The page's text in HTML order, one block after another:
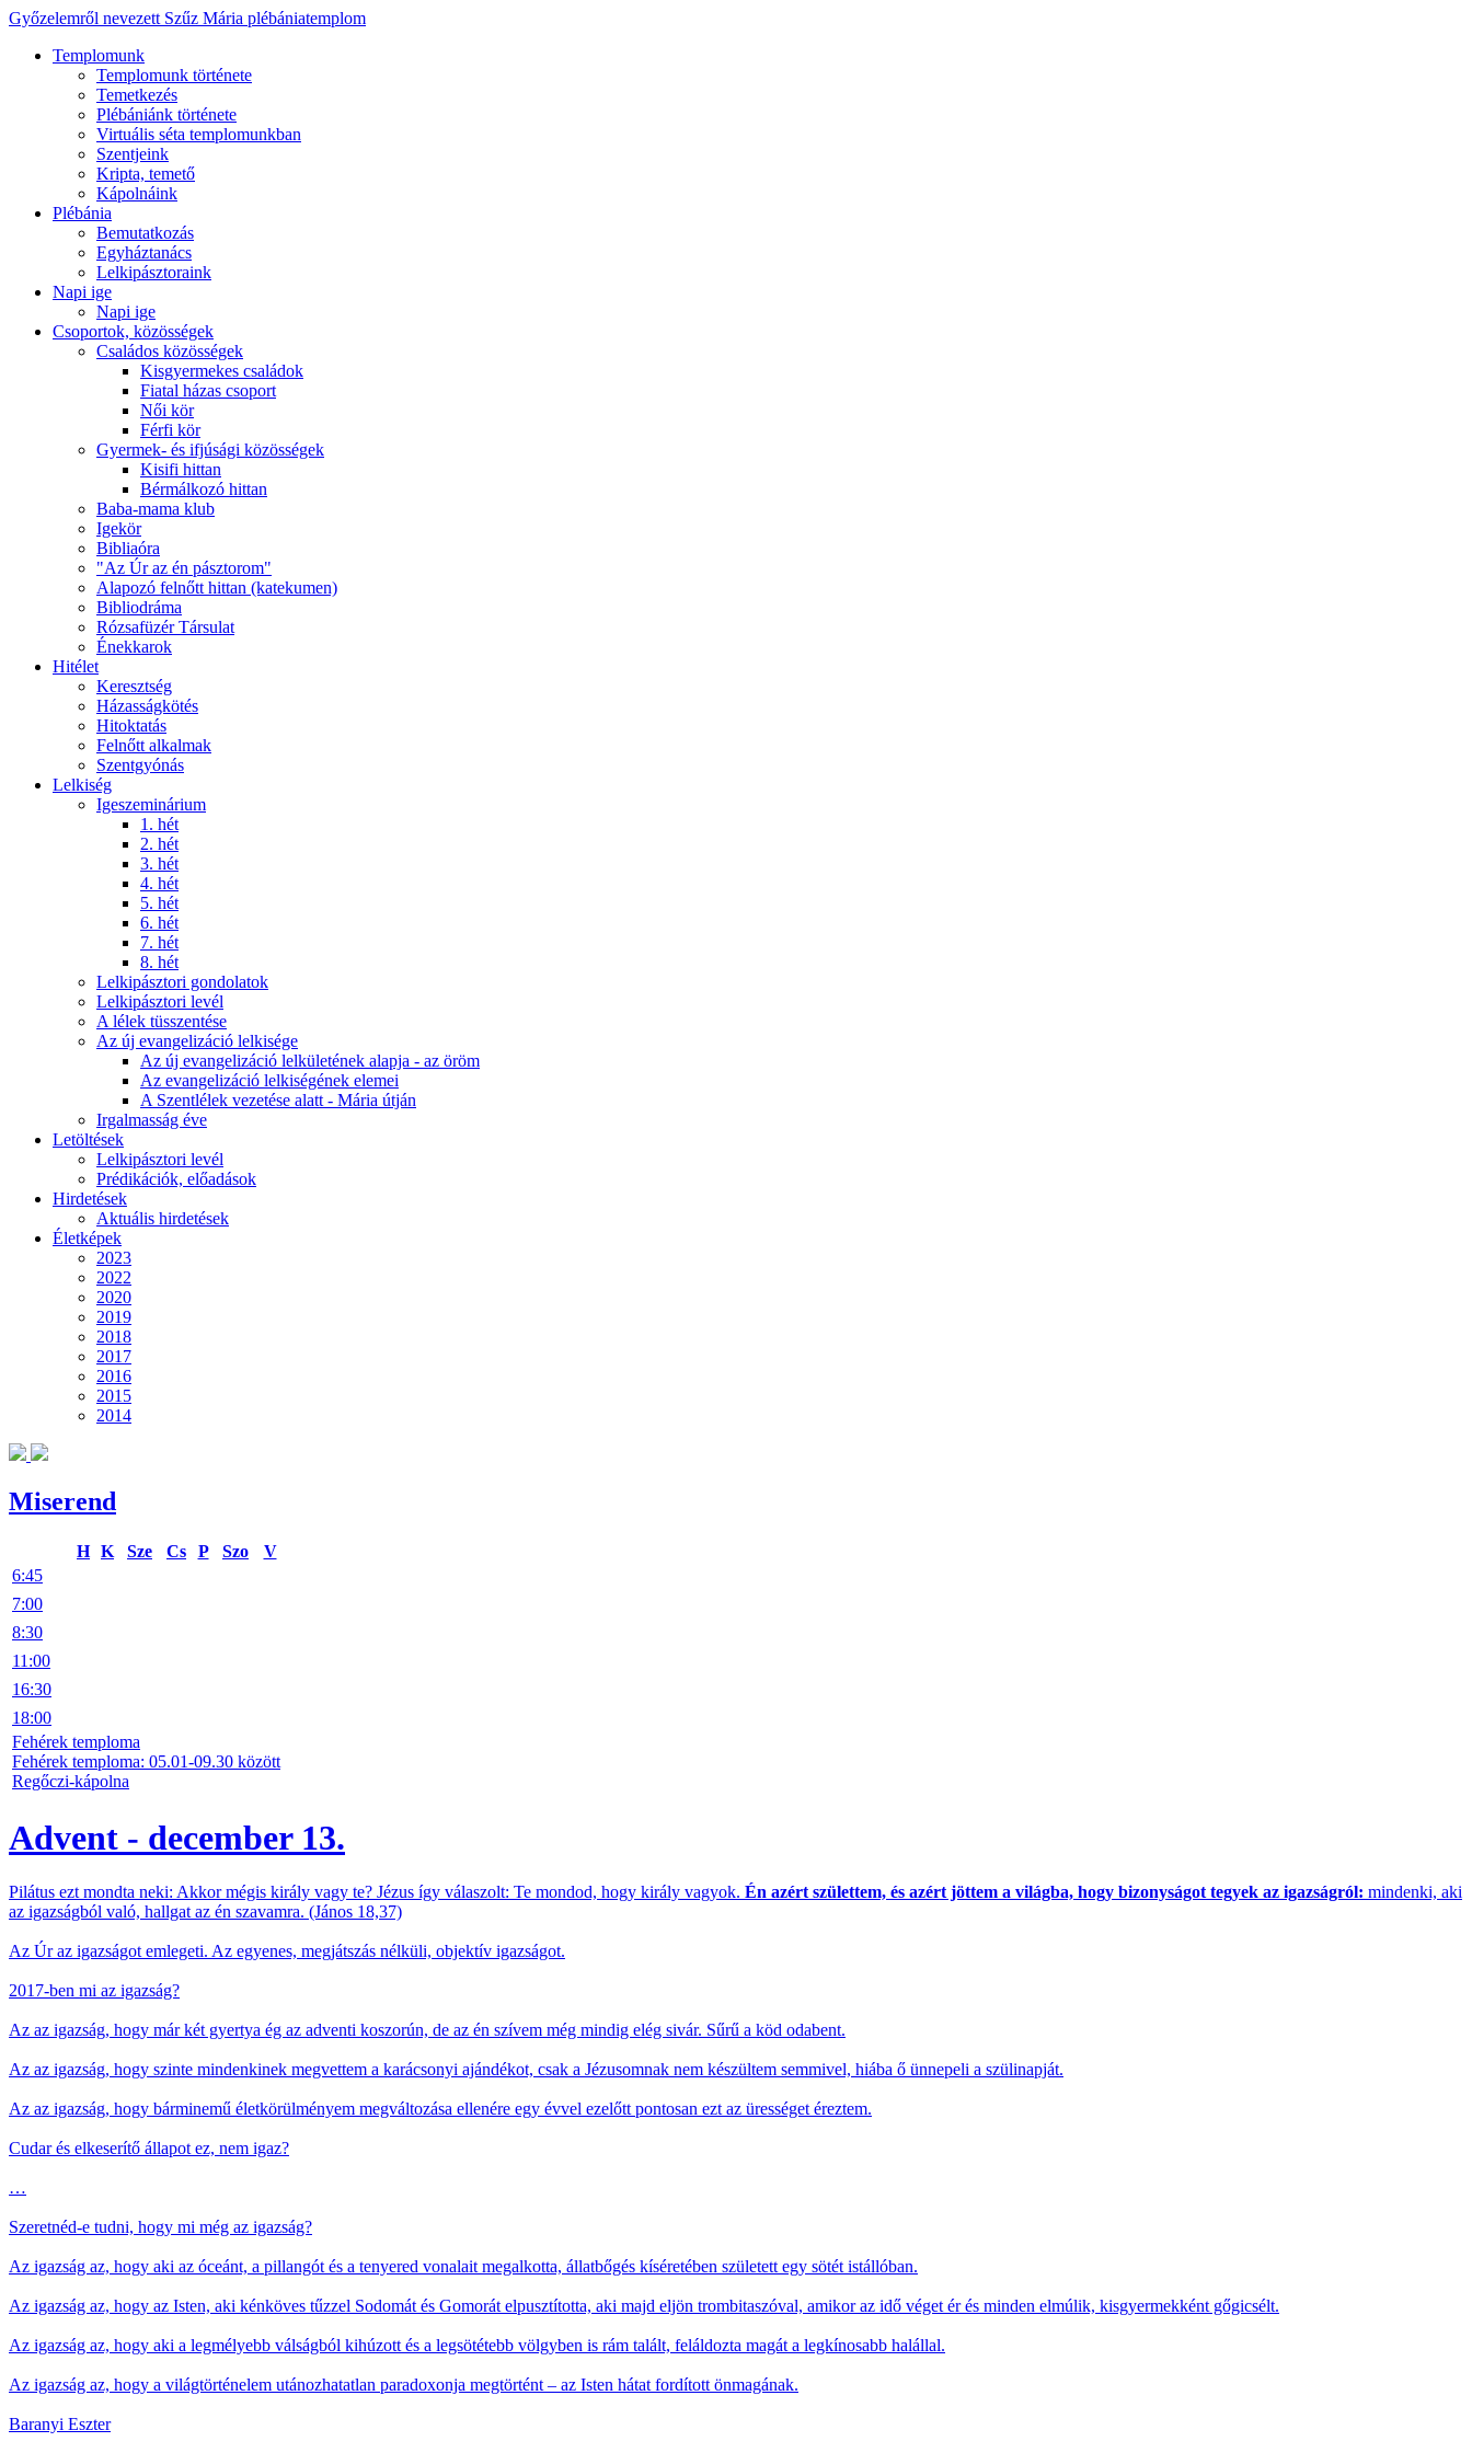
Győzelemről nevezett Szűz Mária plébániatemplom
Templomunk
Templomunk története
Temetkezés
Plébániánk története
Virtuális séta templomunkban
Szentjeink
Kripta, temető
Kápolnáink
Plébánia
Bemutatkozás
Egyháztanács
Lelkipásztoraink
Napi ige
Napi ige
Csoportok, közösségek
Családos közösségek
Kisgyermekes családok
Fiatal házas csoport
Női kör
Férfi kör
Gyermek- és ifjúsági közösségek
Kisifi hittan
Bérmálkozó hittan
Baba-mama klub
Igekör
Bibliaóra
"Az Úr az én pásztorom"
Alapozó felnőtt hittan (katekumen)
Bibliodráma
Rózsafüzér Társulat
Énekkarok
Hitélet
Keresztség
Házasságkötés
Hitoktatás
Felnőtt alkalmak
Szentgyónás
Lelkiség
Igeszeminárium
1. hét
2. hét
3. hét
4. hét
5. hét
6. hét
7. hét
8. hét
Lelkipásztori gondolatok
Lelkipásztori levél
A lélek tüsszentése
Az új evangelizáció lelkisége
Az új evangelizáció lelkületének alapja - az öröm
Az evangelizáció lelkiségének elemei
A Szentlélek vezetése alatt - Mária útján
Irgalmasság éve
Letöltések
Lelkipásztori levél
Prédikációk, előadások
Hirdetések
Aktuális hirdetések
Életképek
2023
2022
2020
2019
2018
2017
2016
2015
2014
Miserend
H K Sze Cs P Szo
V
6:45
7:00
8:30
11:00
16:30
18:00
Fehérek temploma
Fehérek temploma: 05.01-09.30 között
Regőczi-kápolna
Advent - december 13.
Pilátus ezt mondta neki: Akkor mégis király vagy te? Jézus így válaszolt: Te mondod, hogy király vagyok. Én azért születtem, és azért jöttem a világba, hogy bizonyságot tegyek az igazságról: mindenki, aki
az igazságból való, hallgat az én szavamra. (János 18,37)
Az Úr az igazságot emlegeti. Az egyenes, megjátszás nélküli, objektív igazságot.
2017-ben mi az igazság?
Az az igazság, hogy már két gyertya ég az adventi koszorún, de az én szívem még mindig elég sivár. Sűrű a köd odabent.
Az az igazság, hogy szinte mindenkinek megvettem a karácsonyi ajándékot, csak a Jézusomnak nem készültem semmivel, hiába ő ünnepeli a szülinapját.
Az az igazság, hogy bárminemű életkörülményem megváltozása ellenére egy évvel ezelőtt pontosan ezt az ürességet éreztem.
Cudar és elkeserítő állapot ez, nem igaz?
…
Szeretnéd-e tudni, hogy mi még az igazság?
Az igazság az, hogy aki az óceánt, a pillangót és a tenyered vonalait megalkotta, állatbőgés kíséretében született egy sötét istállóban.
Az igazság az, hogy az Isten, aki kénköves tűzzel Sodomát és Gomorát elpusztította, aki majd eljön trombitaszóval, amikor az idő véget ér és minden elmúlik, kisgyermekként gőgicsélt.
Az igazság az, hogy aki a legmélyebb válságból kihúzott és a legsötétebb völgyben is rám talált, feláldozta magát a legkínosabb halállal.
Az igazság az, hogy a világtörténelem utánozhatatlan paradoxonja megtörtént – az Isten hátat fordított önmagának.
Baranyi Eszter